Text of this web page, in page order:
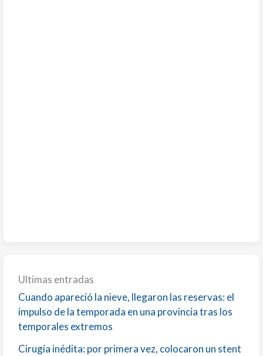
Ultimas entradas
Cuando apareció la nieve, llegaron las reservas: el
impulso de la temporada en una provincia tras los
temporales extremos
Cirugía inédita: por primera vez, colocaron un stent